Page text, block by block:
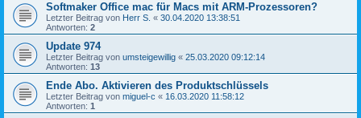
Softmaker Office mac für Macs mit ARM-Prozessoren?
Letzter Beitrag von Herr S. « 30.04.2020 13:38:51
Antworten: 2
Update 974
Letzter Beitrag von umsteigewillig « 25.03.2020 09:12:14
Antworten: 13
Ende Abo. Aktivieren des Produktschlüssels
Letzter Beitrag von miguel-c « 16.03.2020 11:58:12
Antworten: 1